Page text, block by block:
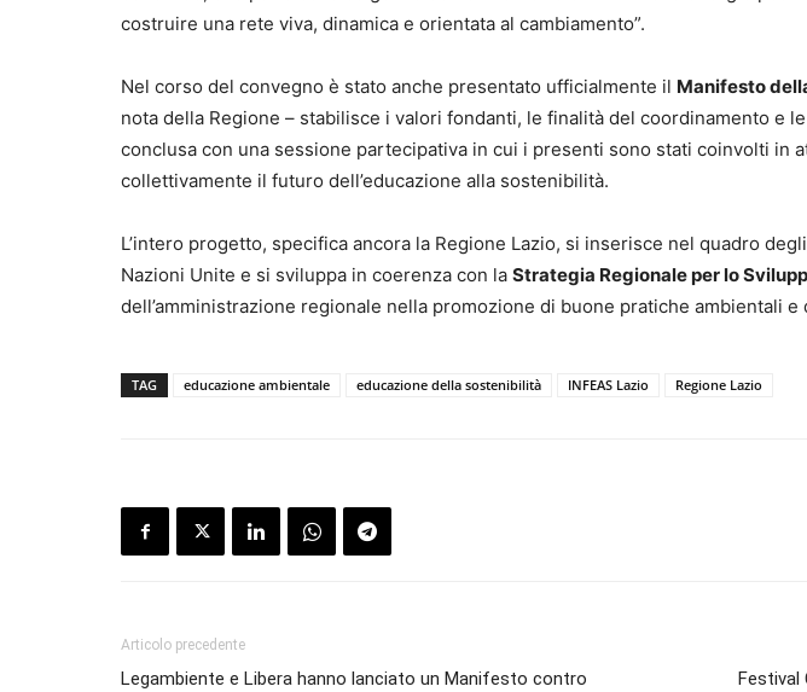
costruire una rete viva, dinamica e orientata al cambiamento”.
Nel corso del convegno è stato anche presentato ufficialmente il Manifesto
nota della Regione – stabilisce i valori fondanti, le finalità del coordinamento e
conclusa con una sessione partecipativa in cui i presenti sono stati coinvolti in
collettivamente il futuro dell’educazione alla sostenibilità.
L’intero progetto, specifica ancora la Regione Lazio, si inserisce nel quadro
Nazioni Unite e si sviluppa in coerenza con la Strategia Regionale per lo
dell’amministrazione regionale nella promozione di buone pratiche ambientali e
TAG educazione ambientale educazione della sostenibilità INFEAS Lazio Regione Lazio
Articolo precedente
Legambiente e Libera hanno lanciato un Manifesto contro
Festival